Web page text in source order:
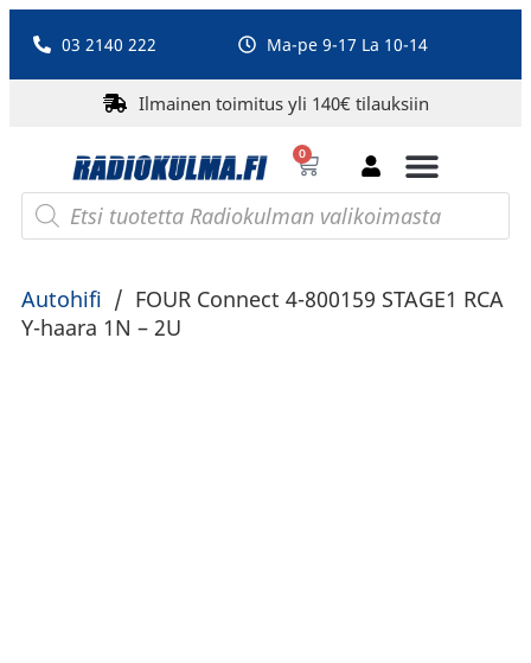
03 2140 222 Ma-pe 9-17 La 10-14
Ilmainen toimitus yli 140€ tilauksiin
0
Autohifi / FOUR Connect 4-800159 STAGE1 RCA
Y-haara 1N – 2U